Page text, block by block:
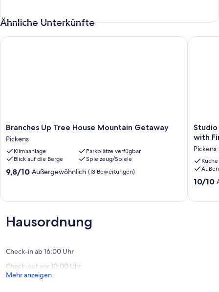
Ähnliche Unterkünfte
Branches
Up
Tree
House
Mountain
Getaway
Branches Up Tree House Mountain Getaway
Pickens
Klimaanlage
Parkplätze verfügbar
Blick auf die Berge
Spielzeug/Spiele
9.8
Bewertungen)
9,8/10 Außergewöhnlich (13 Bewertungen)
Branches Up Tree House Mountain Getaway
Studio
in
Heart
of
Pickens
Roof
top
Studio
with
Pickens
Küche
10.0
10/10
Studio
Hausordnung
Check-in ab 16:00 Uhr
Check-out vor 10:00 Uhr
Mehr anzeigen